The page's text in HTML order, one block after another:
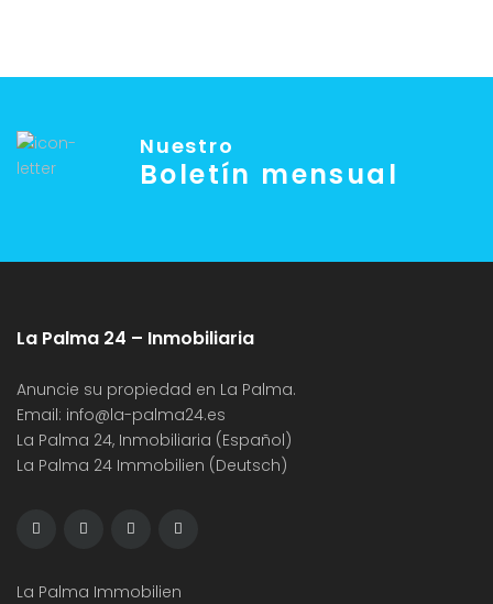
Nuestro
Boletín mensual
La Palma 24 – Inmobiliaria
Anuncie su propiedad en La Palma.
Email: info@la-palma24.es
La Palma 24, Inmobiliaria (Español)
La Palma 24 Immobilien (Deutsch)
La Palma Immobilien